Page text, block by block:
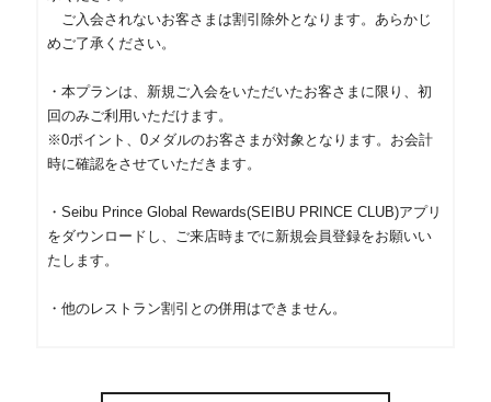
ご入会されないお客さまは割引除外となります。あらかじ
めご了承ください。
・本プランは、新規ご入会をいただいたお客さまに限り、初
回のみご利用いただけます。
※0ポイント、0メダルのお客さまが対象となります。お会計
時に確認をさせていただきます。
・Seibu Prince Global Rewards(SEIBU PRINCE CLUB)アプリ
をダウンロードし、ご来店時までに新規会員登録をお願いい
たします。
・他のレストラン割引との併用はできません。